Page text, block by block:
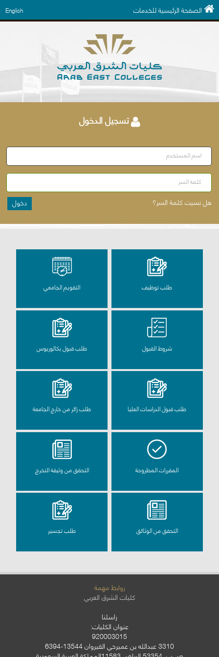
الصفحة الرئيسية للخدمات English
تسجيل الدخول
اسم المستخدم
كلمة السر
هل نسيت كلمة السر؟ دخول
طلب توظيف التقويم الجامعي
شروط القبول طلب قبول بكالوريوس
طلب قبول الدراسات العليا طلب زائر من خارج الجامعة
المقررات المطروحة التحقق من وثيقة التخرج
التحقق من الوثائق طلب تجسير
روابط مهمة
كليات الشرق العربي
راسلنا
عنوان الكليات:
920003015
3310 عبدالله بن عميرحي القيروان 13544-6394